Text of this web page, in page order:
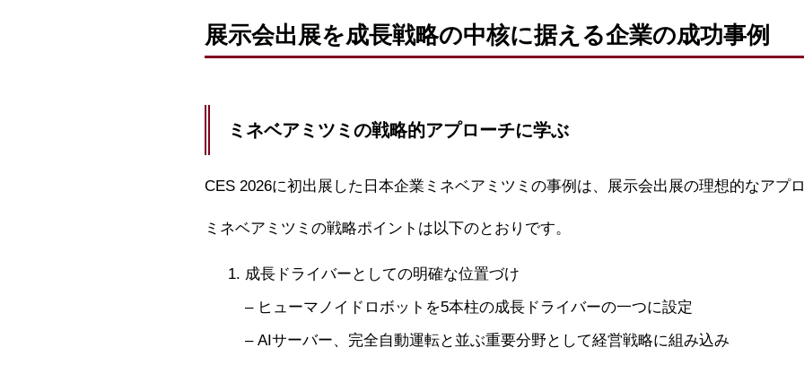
展示会出展を成長戦略の中核に据える企業の成功事例
ミネベアミツミの戦略的アプローチに学ぶ
CES 2026に初出展した日本企業ミネベアミツミの事例は、展示会出展の理想的なアプ
ミネベアミツミの戦略ポイントは以下のとおりです。
成長ドライバーとしての明確な位置づけ
– ヒューマノイドロボットを5本柱の成長ドライバーの一つに設定
– AIサーバー、完全自動運転と並ぶ重要分野として経営戦略に組み込み